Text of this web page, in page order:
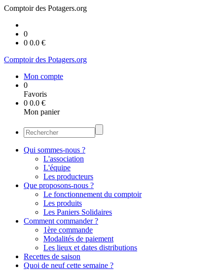
Comptoir des Potagers.org
0
0 0.0 €
Comptoir des Potagers.org
Mon compte
0
Favoris
0 0.0 €
Mon panier
Qui sommes-nous ?
L'association
L'équipe
Les producteurs
Que proposons-nous ?
Le fonctionnement du comptoir
Les produits
Les Paniers Solidaires
Comment commander ?
1ère commande
Modalités de paiement
Les lieux et dates distributions
Recettes de saison
Quoi de neuf cette semaine ?